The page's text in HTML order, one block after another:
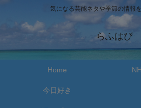
気になる芸能ネタや季節の情報
らふはぴ
Home
今日好き